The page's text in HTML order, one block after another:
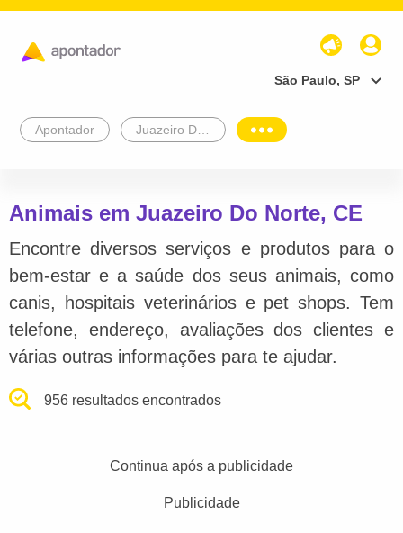
São Paulo, SP
Apontador
Animais em Juazeiro Do Norte, CE
Encontre diversos serviços e produtos para o
bem-estar e a saúde dos seus animais, como
canis, hospitais veterinários e pet shops. Tem
telefone, endereço, avaliações dos clientes e
várias outras informações para te ajudar.
956 resultados encontrados
Continua após a publicidade
Publicidade